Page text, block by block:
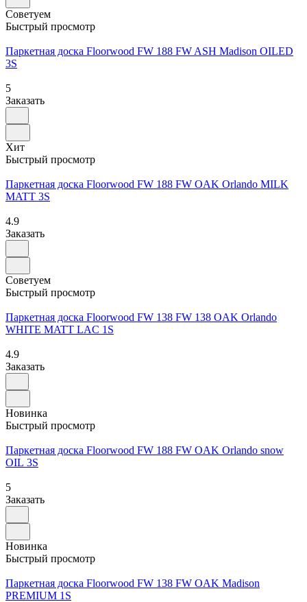
Советуем
Быстрый просмотр
Паркетная доска Floorwood FW 188 FW ASH Madison OILED
3S
5
Заказать
Хит
Быстрый просмотр
Паркетная доска Floorwood FW 188 FW OAK Orlando MILK
MATT 3S
4.9
Заказать
Советуем
Быстрый просмотр
Паркетная доска Floorwood FW 138 FW 138 OAK Orlando
WHITE MATT LAC 1S
4.9
Заказать
Новинка
Быстрый просмотр
Паркетная доска Floorwood FW 188 FW OAK Orlando snow
OIL 3S
5
Заказать
Новинка
Быстрый просмотр
Паркетная доска Floorwood FW 138 FW OAK Madison
PREMIUM 1S